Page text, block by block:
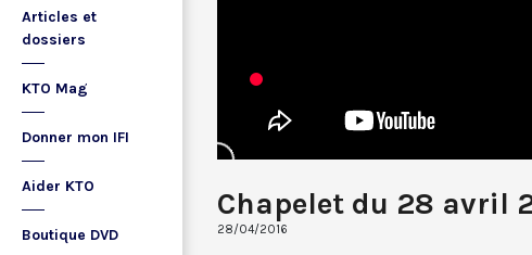
Articles et
dossiers
KTO Mag
Donner mon IFI
Aider KTO
Boutique DVD
Chapelet du 28 avril
28/04/2016